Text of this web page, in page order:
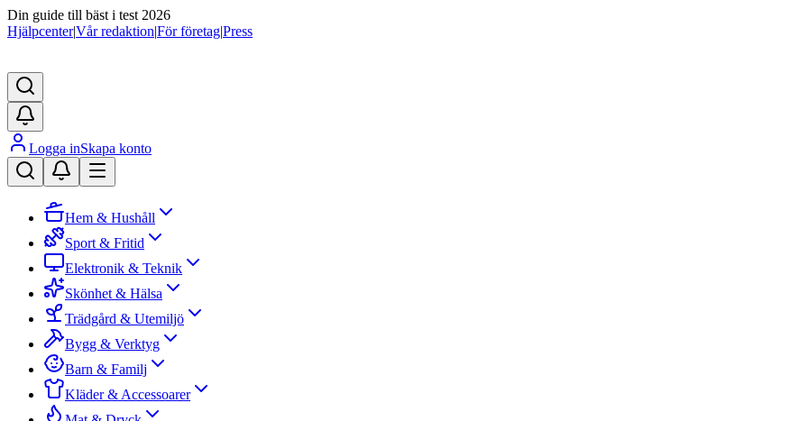
Din guide till bäst i test 2026
Hjälpcenter|Vår redaktion|För företag|Press
Logga inSkapa konto
Hem & Hushåll
Sport & Fritid
Elektronik & Teknik
Skönhet & Hälsa
Trädgård & Utemiljö
Bygg & Verktyg
Barn & Familj
Kläder & Accessoarer